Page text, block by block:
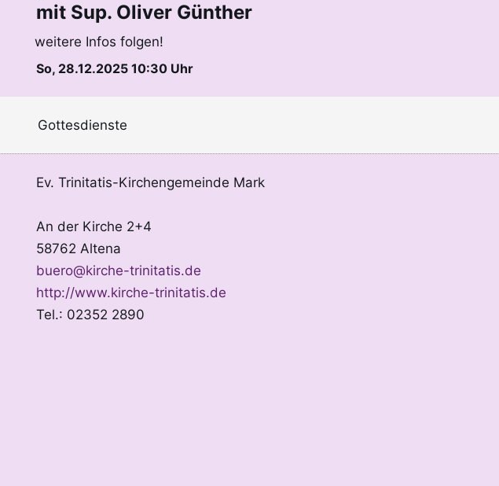
mit Sup. Oliver Günther
weitere Infos folgen!
So, 28.12.2025 10:30 Uhr
Gottesdienste
Ev. Trinitatis-Kirchengemeinde Mark
An der Kirche 2+4
58762 Altena
buero@kirche-trinitatis.de
http://www.kirche-trinitatis.de
Tel.: 02352 2890